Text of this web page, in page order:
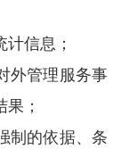
计信息；
外管理服务事
；
制的依据、条